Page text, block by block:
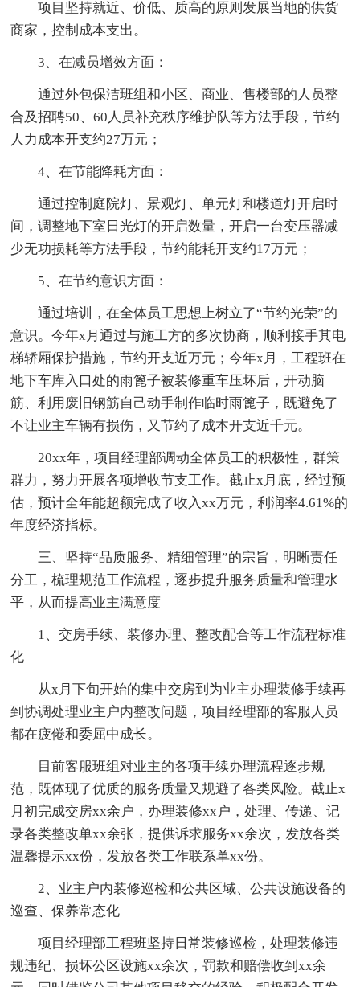
项目坚持就近、价低、质高的原则发展当地的供货
商家，控制成本支出。
3、在减员增效方面：
通过外包保洁班组和小区、商业、售楼部的人员整
合及招聘50、60人员补充秩序维护队等方法手段，节约
人力成本开支约27万元；
4、在节能降耗方面：
通过控制庭院灯、景观灯、单元灯和楼道灯开启时
间，调整地下室日光灯的开启数量，开启一台变压器减
少无功损耗等方法手段，节约能耗开支约17万元；
5、在节约意识方面：
通过培训，在全体员工思想上树立了“节约光荣”的
意识。今年x月通过与施工方的多次协商，顺利接手其电
梯轿厢保护措施，节约开支近万元；今年x月，工程班在
地下车库入口处的雨篦子被装修重车压坏后，开动脑
筋、利用废旧钢筋自己动手制作临时雨篦子，既避免了
不让业主车辆有损伤，又节约了成本开支近千元。
20xx年，项目经理部调动全体员工的积极性，群策
群力，努力开展各项增收节支工作。截止x月底，经过预
估，预计全年能超额完成了收入xx万元，利润率4.61%的
年度经济指标。
三、坚持“品质服务、精细管理”的宗旨，明晰责任
分工，梳理规范工作流程，逐步提升服务质量和管理水
平，从而提高业主满意度
1、交房手续、装修办理、整改配合等工作流程标准
化
从x月下旬开始的集中交房到为业主办理装修手续再
到协调处理业主户内整改问题，项目经理部的客服人员
都在疲倦和委屈中成长。
目前客服班组对业主的各项手续办理流程逐步规
范，既体现了优质的服务质量又规避了各类风险。截止x
月初完成交房xx余户，办理装修xx户，处理、传递、记
录各类整改单xx余张，提供诉求服务xx余次，发放各类
温馨提示xx份，发放各类工作联系单xx份。
2、业主户内装修巡检和公共区域、公共设施设备的
巡查、保养常态化
项目经理部工程班坚持日常装修巡检，处理装修违
规违纪、损坏公区设施xx余次，罚款和赔偿收到xx余